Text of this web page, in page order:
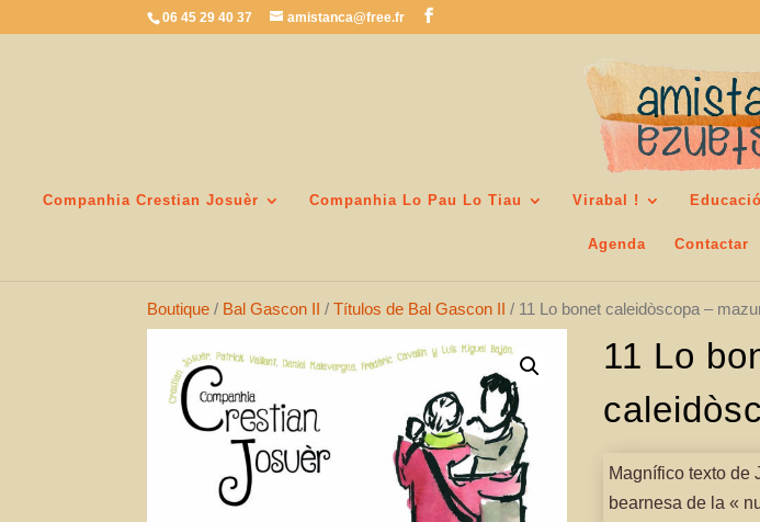
06 45 29 40 37 amistanca@free.fr
Companhia Crestian Josuèr Companhia Lo Pau Lo Tiau Virabal !
Agenda Contactar
Boutique / Bal Gascon II /Títulos de Bal Gascon II / 11 Lo bonet caleidòscopa –
11 Lo
Magnífico texto de
bearnesa de la «